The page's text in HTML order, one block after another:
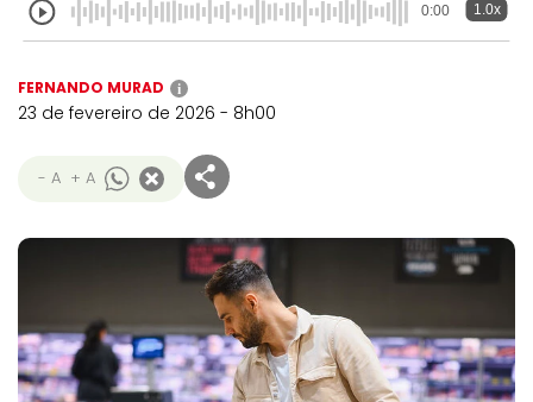
0:00 1.0x
FERNANDO MURAD i
23 de fevereiro de 2026 - 8h00
- A + A